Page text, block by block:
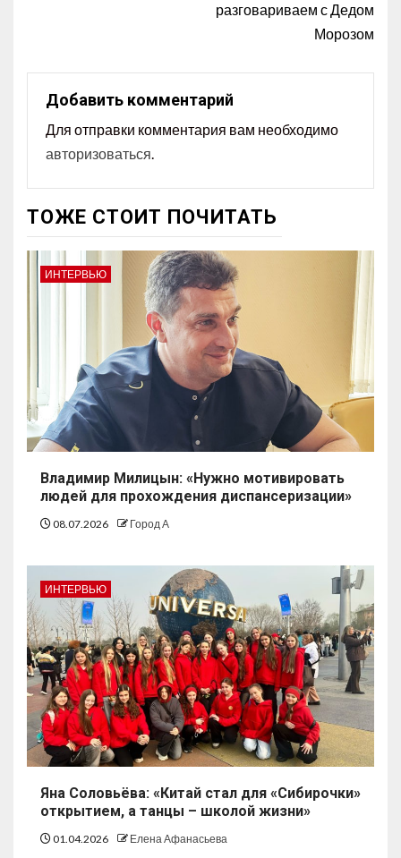
разговариваем с Дедом
Морозом
Добавить комментарий
Для отправки комментария вам необходимо
авторизоваться.
ТОЖЕ СТОИТ ПОЧИТАТЬ
ИНТЕРВЬЮ
Владимир Милицын: «Нужно мотивировать
людей для прохождения диспансеризации»
08.07.2026 Город А
ИНТЕРВЬЮ
Яна Соловьёва: «Китай стал для «Сибирочки»
открытием, а танцы – школой жизни»
01.04.2026 Елена Афанасьева